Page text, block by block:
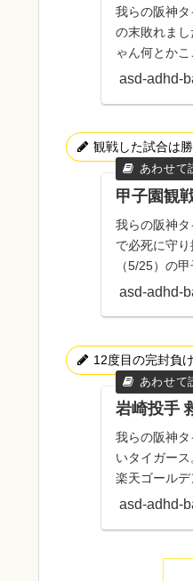
我らの阪神
の末敗れま
ゃん何とか
分 勝率.49...
asd-adhd-
観戦した試合は
甲子園観
我らの阪神
で必死に守
（5/25）の
甲子園球場
asd-adhd-
12度目の完封負け
岩崎投手
我らの阪神
いタイガー
楽天ゴール
試合が行わ
asd-adhd-